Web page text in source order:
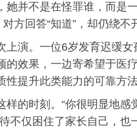
她并不是在怪罪谁，而是
方回答“知道”，却仍绕
上演。一位6岁发育迟缓
的效果，一边寄希望于医
性提升此类能力的可靠方
样的时刻。“你很明显地
不仅困住了家长自己，